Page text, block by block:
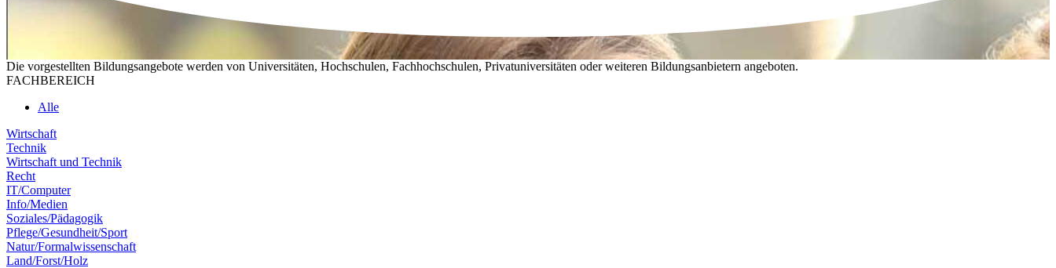
Die vorgestellten Bildungsangebote werden von Universitäten, Hochschulen, Fachhochschulen, Privatuniversitäten oder weiteren Bildungsanbietern angeboten.
FACHBEREICH
Alle
Wirtschaft
Technik
Wirtschaft und Technik
Recht
IT/Computer
Info/Medien
Soziales/Pädagogik
Pflege/Gesundheit/Sport
Natur/Formalwissenschaft
Land/Forst/Holz